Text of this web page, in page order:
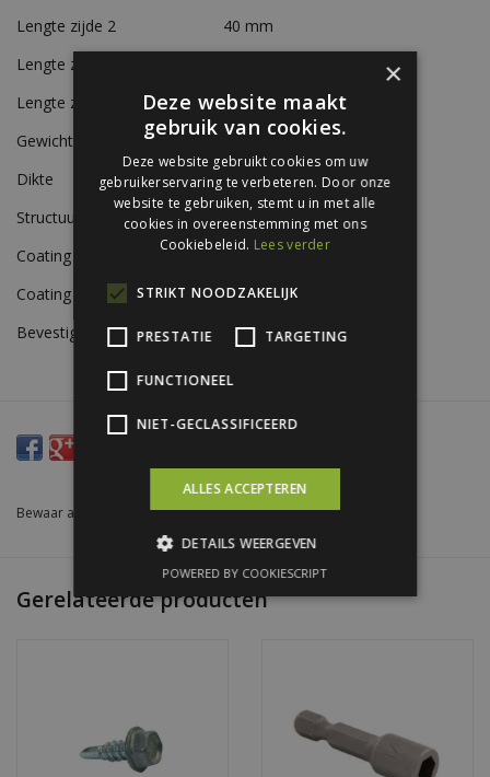
Lengte zijde 2
40 mm
Lengte zijde 3
Lengte zijde 4
15 mm
Gewicht
Ca. 0,7 kg/m
Dikte
0,56 mm
Structuur
Glad
Coating A-zijde
Siliconen polyestercoating
Coating B-zijde
Beschermlak RAL 9002
Bevestiging
Zelfborende schroeven
Bewaar als favoriet Toevoegen om te vergelijken/Afdrukken
Gerelateerde producten
×
Deze website maakt
gebruik van cookies.
Deze website gebruikt cookies om uw
gebruikerservaring te verbeteren. Door onze
website te gebruiken, stemt u in met alle
cookies in overeenstemming met ons
Cookiebeleid. Lees verder
STRIKT NOODZAKELIJK
PRESTATIE TARGETING
FUNCTIONEEL
NIET-GECLASSIFICEERD
ALLES ACCEPTEREN
DETAILS WEERGEVEN
POWERED BY COOKIESCRIPT